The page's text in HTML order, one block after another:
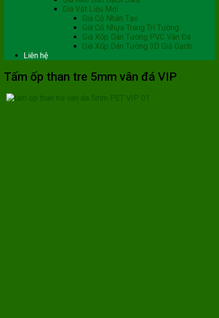
Giá Vật Liệu Mới
Giá Cỏ Nhân Tạo
Giá Cỏ Nhựa Trang Trí Tường
Giá Xốp Dán Tường PVC Vân Đá
Giá Xốp Dán Tường 3D Giả Gạch
Liên hệ
Tấm ốp than tre 5mm vân đá VIP